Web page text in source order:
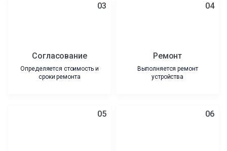
03
Согласование
Определяется стоимость и
сроки ремонта
04
Ремонт
Выполняется ремонт
устройства
05 06